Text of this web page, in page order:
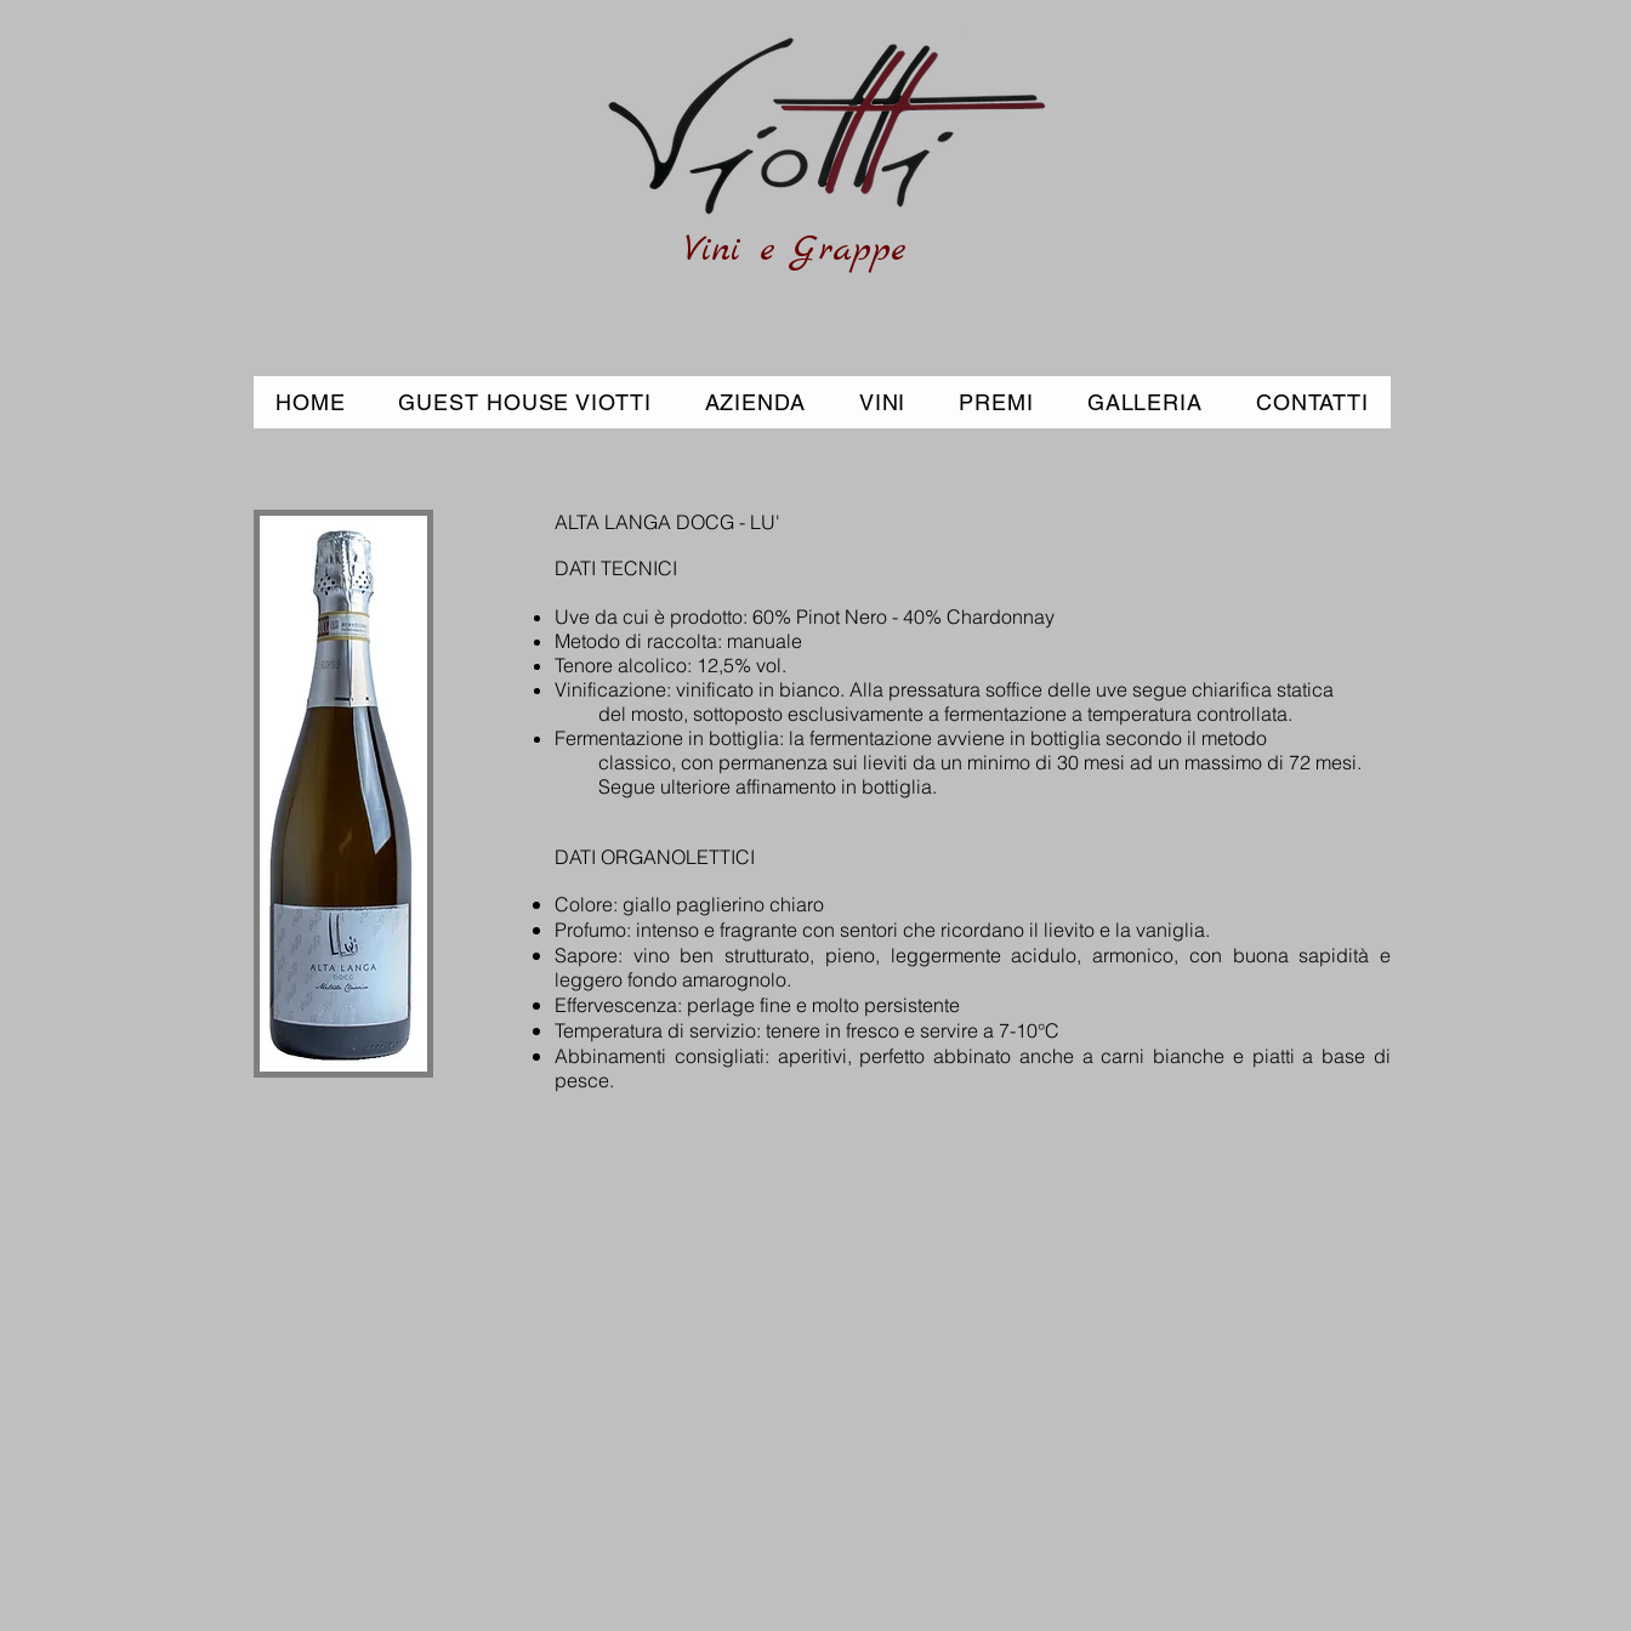
Vini e Grappe
HOME GUEST HOUSE VIOTTI AZIENDA VINI PREMI GALLERIA CONTATTI
ALTA LANGA DOCG - LU'
DATI TECNICI
Uve da cui è prodotto: 60% Pinot Nero - 40% Chardonnay
Metodo di raccolta: manuale
Tenore alcolico: 12,5% vol.
Vinificazione: vinificato in bianco. Alla pressatura soffice delle uve segue chiarifica statica
del mosto, sottoposto esclusivamente a fermentazione a temperatura controllata.
Fermentazione in bottiglia: la fermentazione avviene in bottiglia secondo il metodo
classico, con permanenza sui lieviti da un minimo di 30 mesi ad un massimo di 72 mesi.
Segue ulteriore affinamento in bottiglia.
DATI ORGANOLETTICI
Colore: giallo paglierino chiaro
Profumo: intenso e fragrante con sentori che ricordano il lievito e la vaniglia.
Sapore: vino ben strutturato, pieno, leggermente acidulo, armonico, con buona sapidità e
leggero fondo amarognolo.
Effervescenza: perlage fine e molto persistente
Temperatura di servizio: tenere in fresco e servire a 7-10°C
Abbinamenti consigliati: aperitivi, perfetto abbinato anche a carni bianche e piatti a base di
pesce.